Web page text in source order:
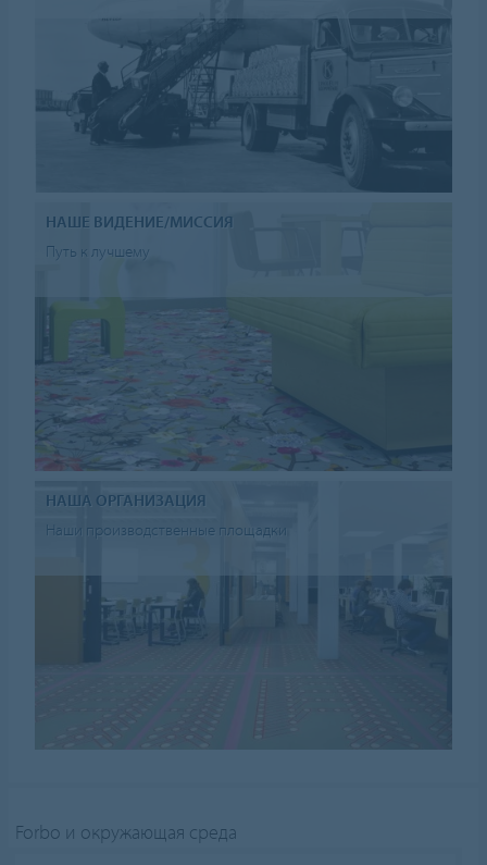
НАШЕ ВИДЕНИЕ/МИССИЯ
Путь к лучшему
НАША ОРГАНИЗАЦИЯ
Наши производственные площадки
Forbo и окружающая среда